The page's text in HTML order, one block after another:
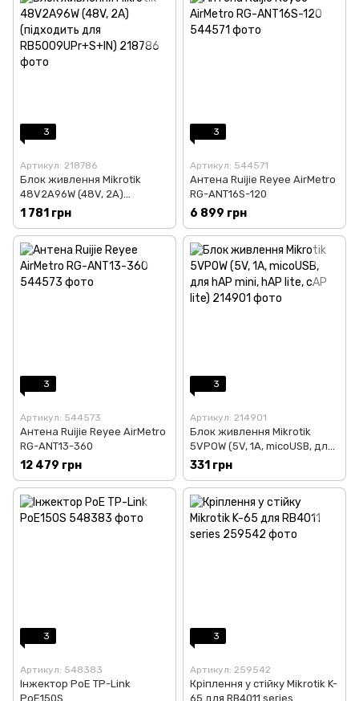
3
Артикул: 218786
Блок живлення Mikrotik
48V2A96W (48V, 2A)
(підходить для
RB5009UPr+S+IN)
1 781 грн
3
Артикул: 544571
Антена Ruijie Reyee AirMetro
RG-ANT16S-120
6 899 грн
3
Артикул: 544573
Антена Ruijie Reyee AirMetro
RG-ANT13-360
12 479 грн
3
Артикул: 214901
Блок живлення Mikrotik
5VPOW (5V, 1A, micoUSB, для
hAP mini, hAP lite, cAP lite)
331 грн
3
Артикул: 548383
Інжектор PoE TP-Link
PoE150S
3
Артикул: 259542
Кріплення у стійку Mikrotik K-
65 для RB4011 series